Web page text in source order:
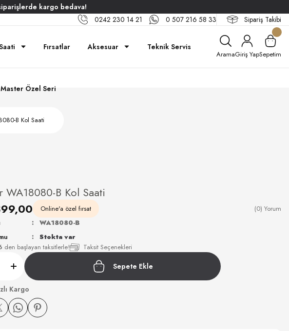
kargo bedava!
0242 230 14 21 0 507 216 58 33 Sipariş Takibi
Fırsatlar Aksesuar Teknik Servis
Özel Seri
AramaGiriş YapSepetim
B Kol Saati
WA18080-B Kol Saati
Online'a özel fırsat (0) Yorum
den başlayan taksitlerle! Taksit Seçenekleri
WA18080-B
Stokta var
Sepete Ekle
Kargo